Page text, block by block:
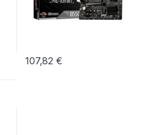
107,82€